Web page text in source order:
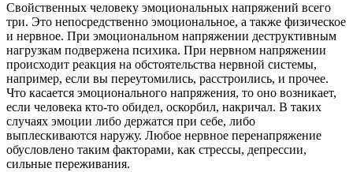
Свойственных человеку эмоциональных напряжений всего
три. Это непосредственно эмоциональное, а также физическое
и нервное. При эмоциональном напряжении деструктивным
нагрузкам подвержена психика. При нервном напряжении
происходит реакция на обстоятельства нервной системы,
например, если вы переутомились, расстроились, и прочее.
Что касается эмоционального напряжения, то оно возникает,
если человека кто-то обидел, оскорбил, накричал. В таких
случаях эмоции либо держатся при себе, либо
выплескиваются наружу. Любое нервное перенапряжение
обусловлено таким факторами, как стрессы, депрессии,
сильные переживания.